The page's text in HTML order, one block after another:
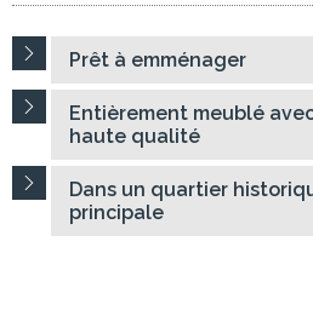
Prêt à emménager
Entièrement meublé
haute qualité
Dans un quartier
principale